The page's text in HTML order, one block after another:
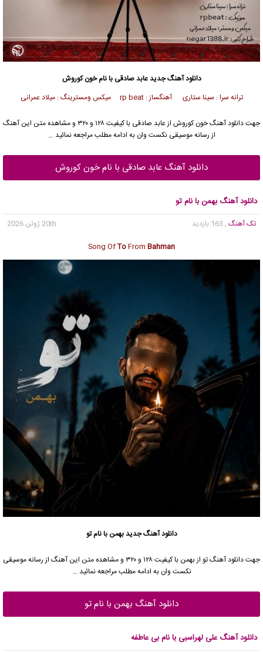
دانلود آهنگ جدیدعابد صادقی با نام خون کوروش
ترانه سرا : سينا ستاری آهنگساز : rp beat میکس ومسترینگ : میلاد عمرانی
جهت دانلود آهنگ خون کوروش از عابد صادقی با کیفیت ۱۲۸ و ۳۲۰ و مشاهده متن این آهنگ
از رسانه موسیقی نکست وان به ادامه مطلب مراجعه نمائید …
دانلود آهنگ عابد صادقی با نام خون کوروش
دانلود آهنگ بهمن با نام تو
تک آهنگ , 163 بازدید
20th ژوئن 2026
Song OfToFrom Bahman
دانلود آهنگ جدیدبهمن با نام تو
جهت دانلود آهنگ تو از بهمن با کیفیت ۱۲۸ و ۳۲۰ و مشاهده متن این آهنگ از رسانه موسیقی
نکست وان به ادامه مطلب مراجعه نمائید …
دانلود آهنگ بهمن با نام تو
دانلود آهنگ علی لهراسبی با نام بی عاطفه